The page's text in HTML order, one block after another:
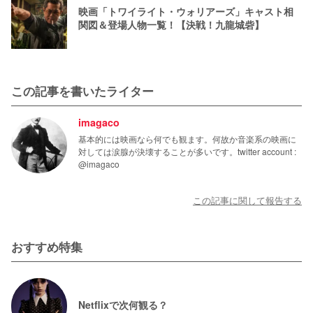
映画「トワイライト・ウォリアーズ」キャスト相
関図＆登場人物一覧！【決戦！九龍城砦】
この記事を書いたライター
imagaco
基本的には映画なら何でも観ます。何故か音楽系の映画に
対しては涙腺が決壊することが多いです。twitter account :
@imagaco
この記事に関して報告する
おすすめ特集
Netflixで次何観る？